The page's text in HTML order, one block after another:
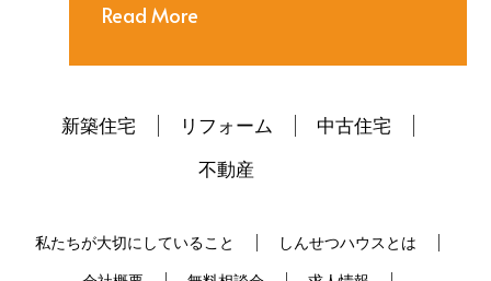
Read More
新築住宅 リフォーム
中古住宅
不動産
私たちが大切にしていること しんせつハウスとは